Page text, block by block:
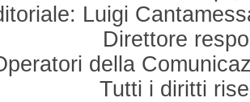
Luigi
Direttore
della
Tutti i diritti